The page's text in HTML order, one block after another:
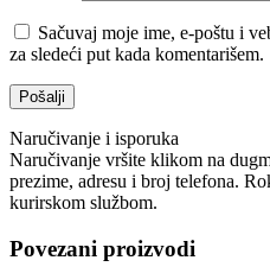
Sačuvaj moje ime, e-poštu i
za sledeći put kada komentarišem.
Naručivanje i isporuka
Naručivanje vršite klikom na
prezime, adresu i broj telefona.
kurirskom službom.
Povezani proizvodi